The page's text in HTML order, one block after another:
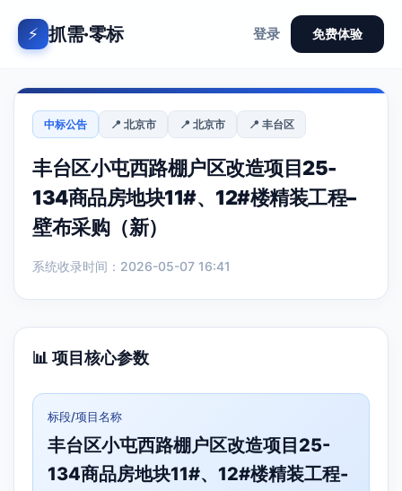
⚡ 抓需·零标 登录 免费体验
中标公告 📍 北京市 📍 北京市 📍 丰台区
丰台区小屯西路棚户区改造项目25-
134商品房地块11#、12#楼精装工程–
壁布采购（新）
系统收录时间：2026-05-07 16:41
📊 项目核心参数
标段/项目名称
丰台区小屯西路棚户区改造项目25-
134商品房地块11#、12#楼精装工程-